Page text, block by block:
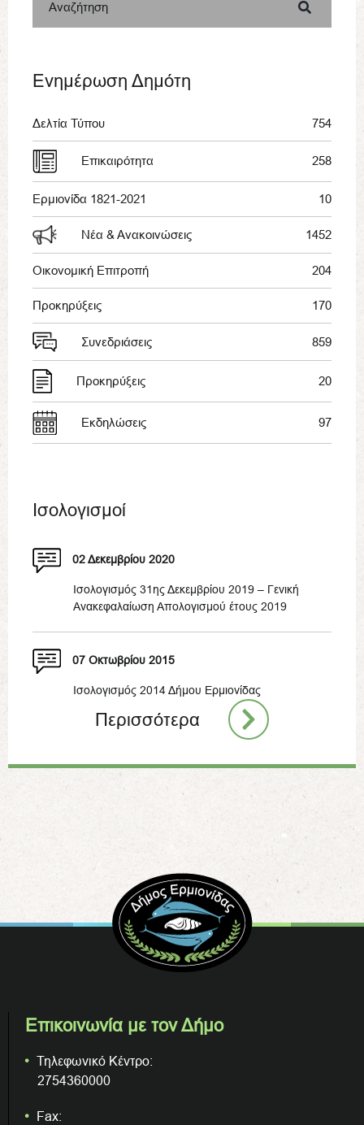
Αναζήτηση
Ενημέρωση Δημότη
Δελτία Τύπου 754
Επικαιρότητα 258
Ερμιονίδα 1821-2021 10
Νέα & Ανακοινώσεις 1452
Οικονομική Επιτροπή 204
Προκηρύξεις 170
Συνεδριάσεις 859
Προκηρύξεις 20
Εκδηλώσεις 97
Ισολογισμοί
02 Δεκεμβρίου 2020
Ισολογισμός 31ης Δεκεμβρίου 2019 – Γενική
Ανακεφαλαίωση Απολογισμού έτους 2019
07 Οκτωβρίου 2015
Ισολογισμός 2014 Δήμου Ερμιονίδας
Περισσότερα
Επικοινωνία με τον Δήμο
Τηλεφωνικό Κέντρο:
2754360000
Fax: